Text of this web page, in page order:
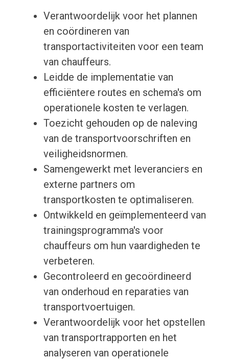
Verantwoordelijk voor het plannen
en coördineren van
transportactiviteiten voor een team
van chauffeurs.
Leidde de implementatie van
efficiëntere routes en schema's om
operationele kosten te verlagen.
Toezicht gehouden op de naleving
van de transportvoorschriften en
veiligheidsnormen.
Samengewerkt met leveranciers en
externe partners om
transportkosten te optimaliseren.
Ontwikkeld en geïmplementeerd van
trainingsprogramma's voor
chauffeurs om hun vaardigheden te
verbeteren.
Gecontroleerd en gecoördineerd
van onderhoud en reparaties van
transportvoertuigen.
Verantwoordelijk voor het opstellen
van transportrapporten en het
analyseren van operationele